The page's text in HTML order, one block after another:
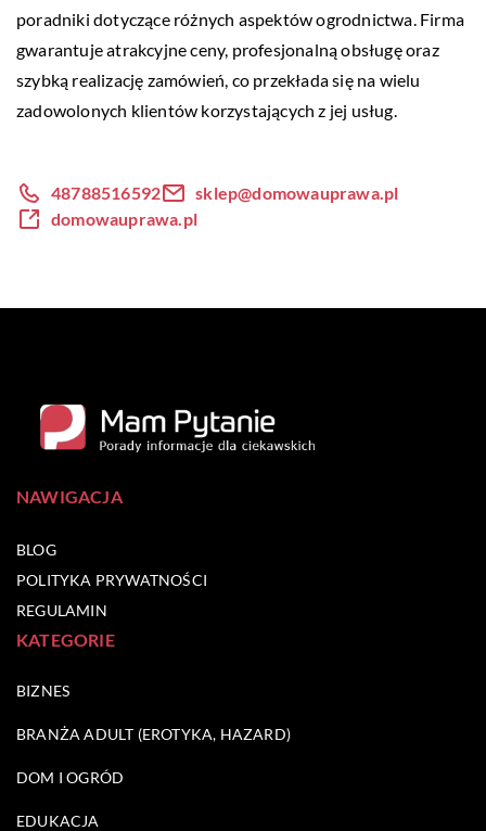
poradniki dotyczące różnych aspektów ogrodnictwa. Firma
gwarantuje atrakcyjne ceny, profesjonalną obsługę oraz
szybką realizację zamówień, co przekłada się na wielu
zadowolonych klientów korzystających z jej usług.
48788516592
sklep@domowauprawa.pl
domowauprawa.pl
NAWIGACJA
BLOG
POLITYKA PRYWATNOŚCI
REGULAMIN
KATEGORIE
BIZNES
BRANŻA ADULT (EROTYKA, HAZARD)
DOM I OGRÓD
EDUKACJA